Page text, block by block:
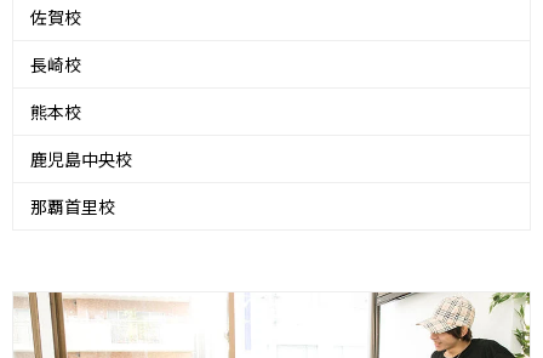
佐賀校
長崎校
熊本校
鹿児島中央校
那覇首里校